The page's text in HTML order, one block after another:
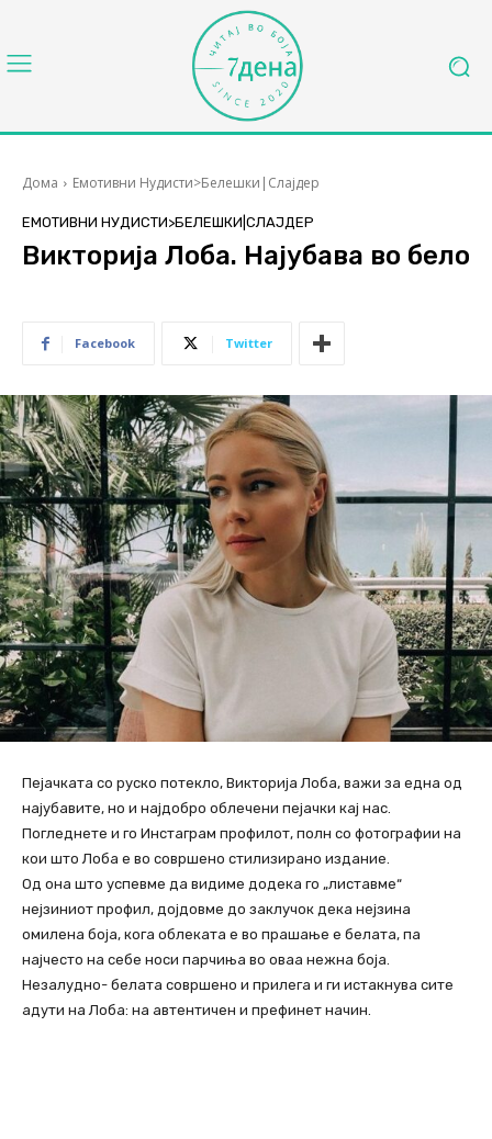
Дома Емотивни Нудисти>Белешки|Слајдер
ЕМОТИВНИ НУДИСТИ>БЕЛЕШКИ|СЛАЈДЕР
Викторија Лоба. Најубава во бело
Facebook Twitter
Пејачката со руско потекло, Викторија Лоба, важи за една од
најубавите, но и најдобро облечени пејачки кај нас.
Погледнете и го Инстаграм профилот, полн со фотографии на
кои што Лоба е во совршено стилизирано издание.
Од она што успевме да видиме додека го „листавме“
нејзиниот профил, дојдовме до заклучок дека нејзина
омилена боја, кога облеката е во прашање е белата, па
најчесто на себе носи парчиња во оваа нежна боја.
Незалудно- белата совршено и прилега и ги истакнува сите
адути на Лоба: на автентичен и префинет начин.